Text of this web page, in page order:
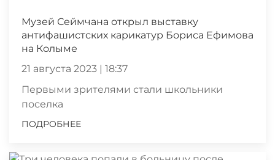
Музей Сеймчана открыл выставку
антифашистских карикатур Бориса Ефимова
на Колыме
21 августа 2023 | 18:37
Первыми зрителями стали школьники
поселка
ПОДРОБНЕЕ